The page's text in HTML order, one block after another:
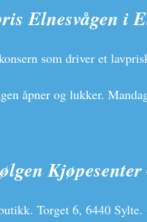
Elnesvågen i
som driver et
åpner og lukker.
Torget 6, 6440